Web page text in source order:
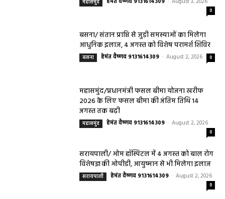
महासमुंद
0
बसना/ संतान प्राप्ति से जुड़ी समस्याओं का मिलेगा
आधुनिक इलाज, 4 अगस्त को विशेष परामर्श शिविर
बसना हेमंत वैष्णव 9131614309 - August 2, 2026 0
महासमुंद/प्रधानमंत्री फसल बीमा योजना खरीफ
2026 के लिए फसल बीमा की अंतिम तिथि 14
अगस्त तक बढ़ी
महासमुंद हेमंत वैष्णव 9131614309 - August 2, 2026
0
सरायपाली/ ओम हॉस्पिटल में 4 अगस्त को बाल रोग
विशेषज्ञ की ओपीडी, आयुष्मान से भी मिलेगा इलाज
सरायपाली हेमंत वैष्णव 9131614309 - August 2, 2026
0